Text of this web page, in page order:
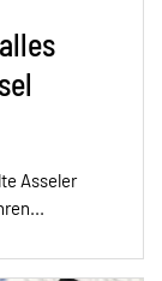
Asseler